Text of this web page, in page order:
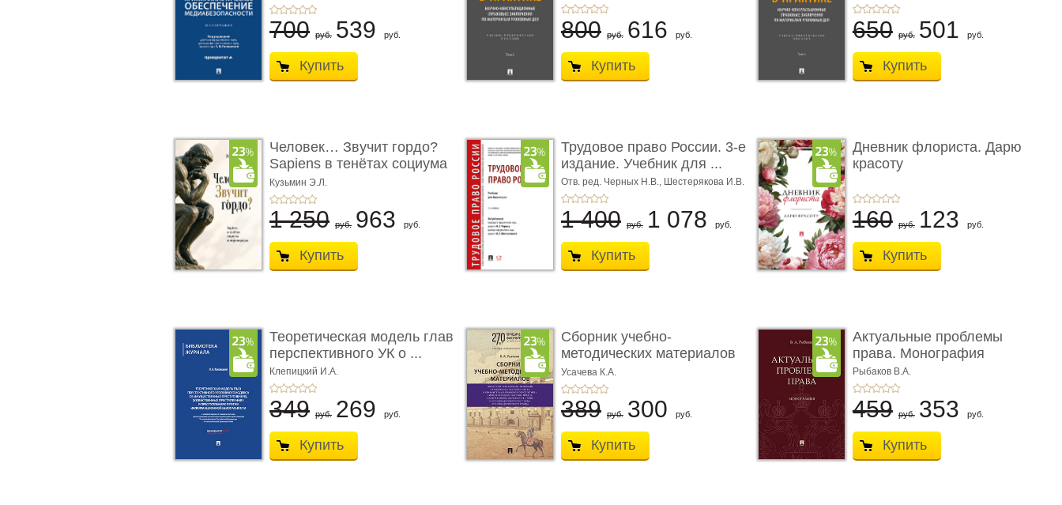
700 руб. 539 руб.
Купить
800 руб. 616 руб.
Купить
650 руб. 501 руб.
Купить
Человек… Звучит гордо?
Sapiens в тенётах социума
� ...
Кузьмин Э.Л.
1 250 руб. 963 руб.
Купить
Трудовое право России. 3-е
издание. Учебник для ...
Отв. ред. Черных Н.В., Шестерякова И.В.
1 400 руб. 1 078 руб.
Купить
Дневник флориста. Дарю
красоту
160 руб. 123 руб.
Купить
Теоретическая модель глав
перспективного УК о ...
Клепицкий И.А.
349 руб. 269 руб.
Купить
Сборник учебно-
методических материалов
по кур ...
Усачева К.А.
389 руб. 300 руб.
Купить
Актуальные проблемы
права. Монография
Рыбаков В.А.
459 руб. 353 руб.
Купить